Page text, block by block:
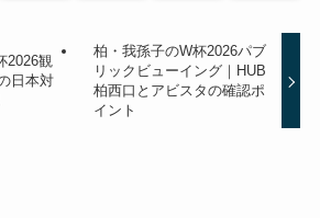
柏・我孫子のW杯2026パブ